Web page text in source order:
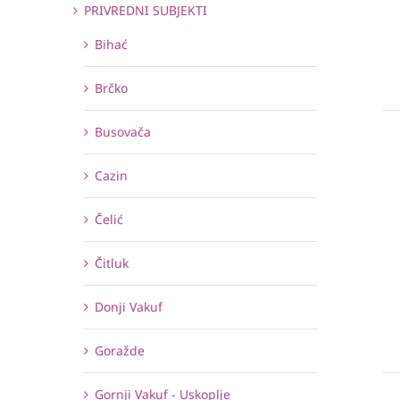
PRIVREDNI SUBJEKTI
Bihać
Brčko
Busovača
Cazin
Čelić
Čitluk
Donji Vakuf
Goražde
Gornji Vakuf - Uskoplje